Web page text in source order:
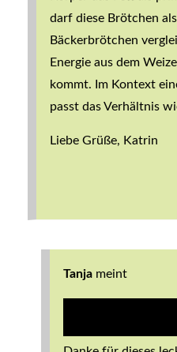
darf diese Brötchen
Bäckerbrötchen
Energie aus dem
kommt. Im Kontext
passt das Verhältnis
Liebe Grüße, Katrin
Tanja meint